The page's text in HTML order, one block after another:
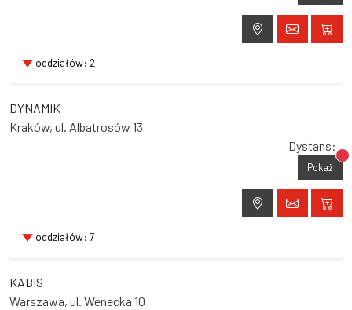
oddziałów: 2
DYNAMIK
Kraków, ul. Albatrosów 13
Dystans:
Pokaż
oddziałów: 7
KABIS
Warszawa, ul. Wenecka 10